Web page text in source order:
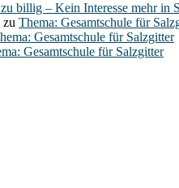
billig – Kein Interesse mehr in
zu Thema: Gesamtschule für
Gesamtschule für Salzgitter
Gesamtschule für Salzgitter